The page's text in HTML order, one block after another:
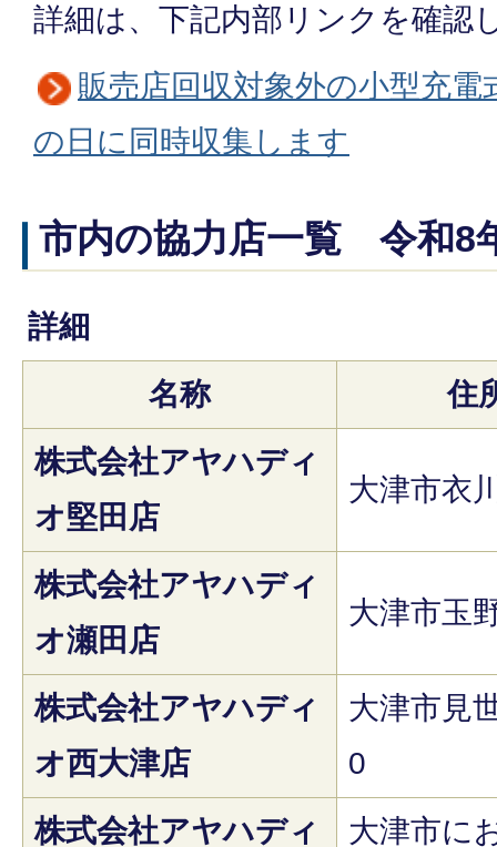
詳細は、下記内部リンクを確認
販売店回収対象外の小型充
の日に同時収集します
市内の協力店一覧 令和8
詳細
名称
住
株式会社アヤハディ
オ堅田店
大津市衣
株式会社アヤハディ
オ瀬田店
大津市玉
株式会社アヤハディ
オ西大津店
大津市見
0
株式会社アヤハディ
大津市に